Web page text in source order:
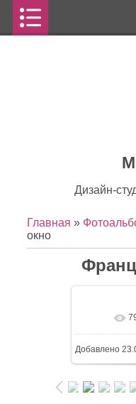
Дизайн-
Главная »
окно
Добавлено